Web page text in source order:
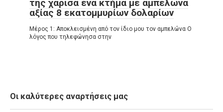
της χάρισα ένα κτήμα με αμπελώνα
αξίας 8 εκατομμυρίων δολαρίων
Μέρος 1: Αποκλεισμένη από τον ίδιο μου τον αμπελώνα Ο
λόγος που τηλεφώνησα στην
Οι καλύτερες αναρτήσεις μας